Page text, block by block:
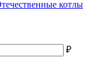
котлы
₽